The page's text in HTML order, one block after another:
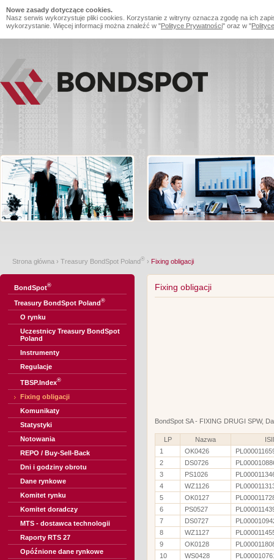
Nowe zasady dotyczące cookies.
Nasz serwis wykorzystuje pliki cookies. Korzystanie z witryny oznacza zgodę na ich
wykorzystanie. Więcej informacji można znaleźć w "Polityce Prywatności" oraz w "
Strona główna › Treasury BondSpot Poland® › Fixing obligacji
BondSpot®
Treasury BondSpot Poland®
O rynku
Uczestnicy Treasury BondSpot
Poland
Instrumenty
Regulacje
TBSP.Index®
Fixing obligacji
Komunikaty
Statystyki
Notowania
REPO / Buy-Sell-Back
Dni i godziny obrotu
Dane rynkowe
Komitet rynku
Komitet doradczy
MTS - dostawca technologii
Raporty RTS 27
Opóźnione dane rynkowe
Fixing obligacji
BondSpot SA - FIXING DRUGI SPW,
LP Nazwa
1
OK0426
2
DS0726
3
PS1026
4
WZ1126
5
OK0127
6
PS0527
7
DS0727
8
WZ1127
9
OK0128
10
WS0428